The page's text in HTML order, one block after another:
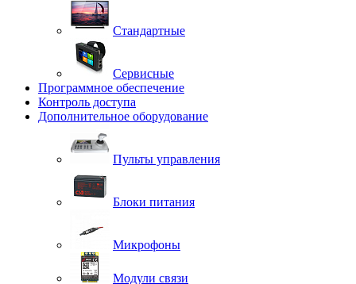
Стандартные
Сервисные
Программное обеспечение
Контроль доступа
Дополнительное оборудование
Пульты управления
Блоки питания
Микрофоны
Модули связи